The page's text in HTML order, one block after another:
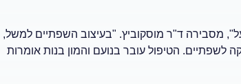
מסבירה ד"ר מוסקוביץ. "בעיצוב השפתיים למשל,
לשפתיים. הטיפול עובר בנועם והמון בנות אומרות